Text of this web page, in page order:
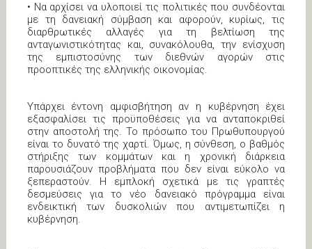
• Να αρχίσει να υλοποιεί τις πολιτικές που συνδέονται
με τη δανειακή σύμβαση και αφορούν, κυρίως, τις
διαρθρωτικές αλλαγές για τη βελτίωση της
ανταγωνιστικότητας και, συνακόλουθα, την ενίσχυση
της εμπιστοσύνης των διεθνών αγορών στις
προοπτικές της ελληνικής οικονομίας.
Υπάρχει έντονη αμφισβήτηση αν η κυβέρνηση έχει
εξασφαλίσει τις προϋποθέσεις για να ανταποκριθεί
στην αποστολή της. Το πρόσωπο του Πρωθυπουργού
είναι το δυνατό της χαρτί. Όμως, η σύνθεση, ο βαθμός
στήριξης των κομμάτων και η χρονική διάρκεια
παρουσιάζουν προβλήματα που δεν είναι εύκολο να
ξεπεραστούν. Η εμπλοκή σχετικά με τις γραπτές
δεσμεύσεις για το νέο δανειακό πρόγραμμα είναι
ενδεικτική των δυσκολιών που αντιμετωπίζει η
κυβέρνηση.